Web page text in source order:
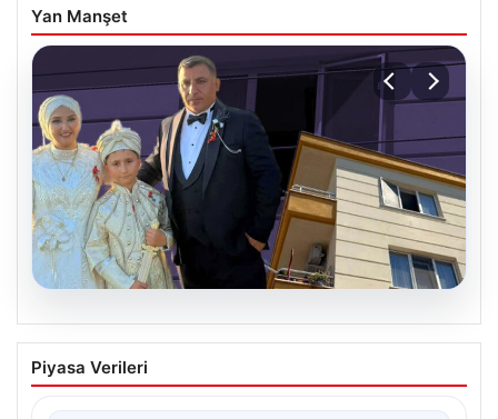
Yan Manşet
06.08.2026
Çanakkale’de böcek ilaçlaması felakete
dönüştü. Yusuf öldü, annesi yoğun
Piyasa Verileri